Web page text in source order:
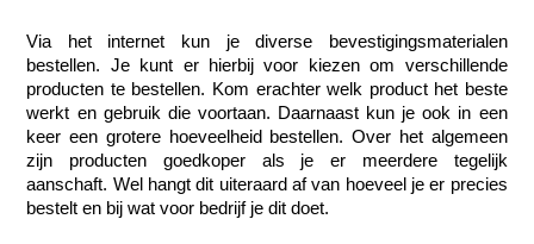
Via het internet kun je diverse bevestigingsmaterialen
bestellen. Je kunt er hierbij voor kiezen om verschillende
producten te bestellen. Kom erachter welk product het beste
werkt en gebruik die voortaan. Daarnaast kun je ook in een
keer een grotere hoeveelheid bestellen. Over het algemeen
zijn producten goedkoper als je er meerdere tegelijk
aanschaft. Wel hangt dit uiteraard af van hoeveel je er precies
bestelt en bij wat voor bedrijf je dit doet.